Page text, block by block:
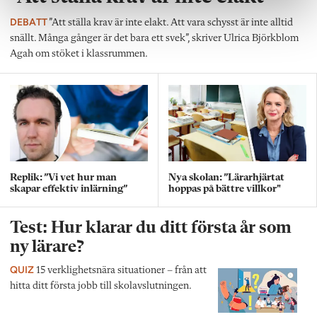
DEBATT”Att ställa krav är inte elakt. Att vara schysst är inte alltid
snällt. Många gånger är det bara ett svek”, skriver Ulrica Björkblom
Agah om stöket i klassrummen.
Replik: ”Vi vet hur man
skapar effektiv inlärning”
Nya skolan: ”Lärarhjärtat
hoppas på bättre villkor"
Test: Hur klarar du ditt första år som
ny lärare?
QUIZ 15 verklighetsnära situationer – från att
hitta ditt första jobb till skolavslutningen.